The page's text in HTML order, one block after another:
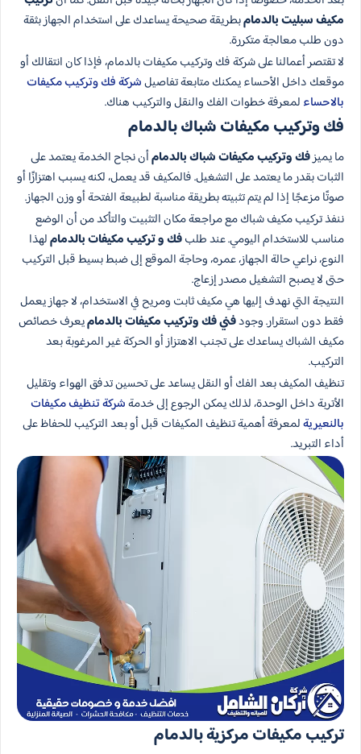
مكيف سبليت بالدمامبطريقة صحيحة يساعدك على استخدام الجهاز بثقة
دون طلب معالجة متكررة.
لا تقتصر أعمالنا على شركة فك وتركيب مكيفات بالدمام، فإذا كان انتقالك أو
موقعك داخل الأحساء يمكنك متابعة تفاصيلشركة فك وتركيب مكيفات
بالاحساء لمعرفة خطوات الفك والنقل والتركيب هناك.
فك وتركيب مكيفات شباك بالدمام
ما يميزفك وتركيب مكيفات شباك بالدمامأن نجاح الخدمة يعتمد على
الثبات بقدر ما يعتمد على التشغيل. فالمكيف قد يعمل، لكنه يسبب اهتزازًا أو
صوتًا مزعجًا إذا لم يتم تثبيته بطريقة مناسبة لطبيعة الفتحة أو وزن الجهاز.
ننفذ تركيب مكيف شباك مع مراجعة مكان التثبيت والتأكد من أن الوضع
مناسب للاستخدام اليومي. عند طلبفك و تركيب مكيفات بالدماملهذا
النوع، نراعي حالة الجهاز، عمره، وحاجة الموقع إلى ضبط بسيط قبل التركيب
حتى لا يصبح التشغيل مصدر إزعاج.
النتيجة التي نهدف إليها هي مكيف ثابت ومريح في الاستخدام، لا جهاز يعمل
فقط دون استقرار. وجودفني فك وتركيب مكيفات بالدماميعرف خصائص
مكيف الشباك يساعدك على تجنب الاهتزاز أو الحركة غير المرغوبة بعد
التركيب.
تنظيف المكيف بعد الفك أو النقل يساعد على تحسين تدفق الهواء وتقليل
الأتربة داخل الوحدة، لذلك يمكن الرجوع إلى خدمةشركة تنظيف مكيفات
بالنعيريةلمعرفة أهمية تنظيف المكيفات قبل أو بعد التركيب للحفاظ على
أداء التبريد.
تركيب مكيفات مركزية بالدمام